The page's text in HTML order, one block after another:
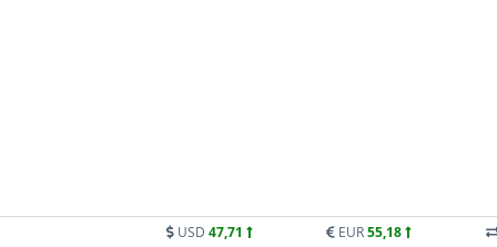
USD 47,71 EUR55,18